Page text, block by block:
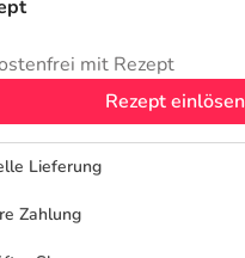
mit Rezept
Rezept einlösen
Lieferung
Zahlung